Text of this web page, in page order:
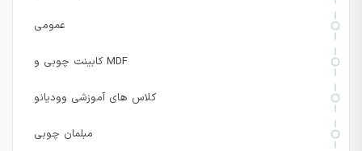
عمومی
کابینت چوبی و MDF
کلاس های آموزشی وودیانو
مبلمان چوبی